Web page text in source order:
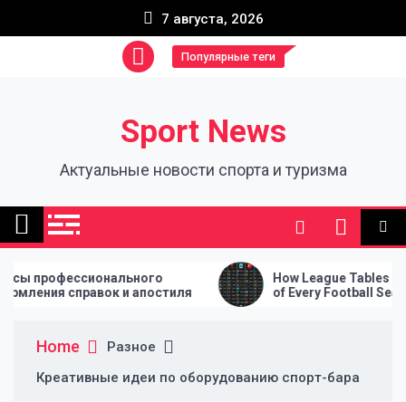
7 августа, 2026
Популярные теги
Sport News
Актуальные новости спорта и туризма
апостиля
How League Tables Shape the Story
of Every Football Season
Home
Разное
Креативные идеи по оборудованию спорт-бара